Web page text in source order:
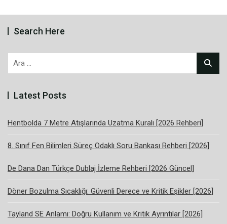
Search Here
Arama:
Latest Posts
Hentbolda 7 Metre Atışlarında Uzatma Kuralı [2026 Rehberi]
8. Sınıf Fen Bilimleri Süreç Odaklı Soru Bankası Rehberi [2026]
De Dana Dan Türkçe Dublaj İzleme Rehberi [2026 Güncel]
Döner Bozulma Sıcaklığı: Güvenli Derece ve Kritik Eşikler [2026]
Tayland SE Anlamı: Doğru Kullanım ve Kritik Ayrıntılar [2026]